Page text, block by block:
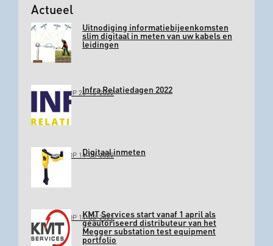
Actueel
Uitnodiging informatiebijeenkomsten
slim digitaal in meten van uw kabels en
leidingen
GEPLAATST OP 26-10-2022Infra Relatiedagen 2022
GEPLAATST OP 11-03-2022Digitaal inmeten
GEPLAATST OP 11-03-2022KMT Services start vanaf 1 april als
geautoriseerd distributeur van het
Megger substation test equipment
portfolio